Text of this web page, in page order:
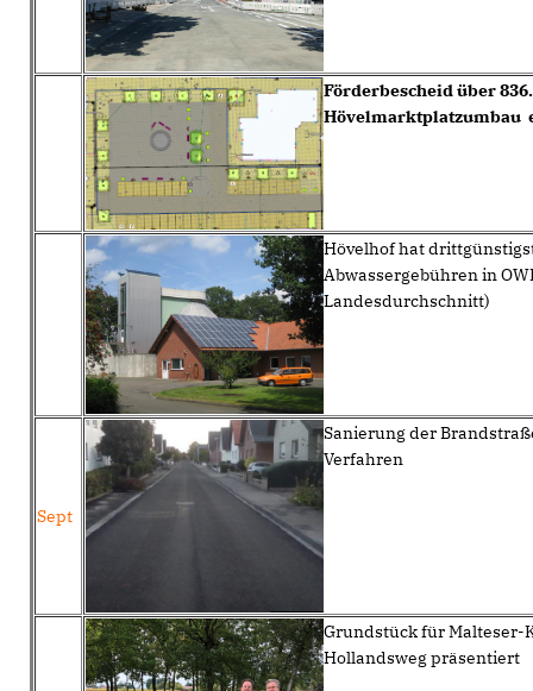
Förderbescheid über
Hövelmarktplatzumbau
Hövelhof hat
Abwassergebühren in
Landesdurchschnitt)
Sept
Sanierung der
Verfahren
Grundstück für Malteser-
Hollandsweg präsentiert